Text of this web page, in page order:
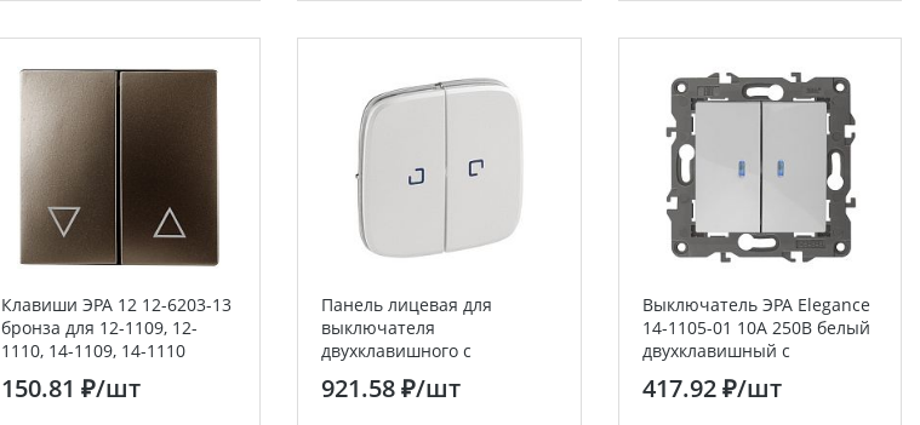
Клавиши ЭРА 12 12-6203-13
бронза для 12-1109, 12-
1110, 14-1109, 14-1110
150.81 ₽/шт
Панель лицевая для
выключателя
двухклавишного с
подсветкой жемчуг Valena
ALLURE Legrand
921.58 ₽/шт
Выключатель ЭРА Elegance
14-1105-01 10А 250В белый
двухклавишный с
подстветкой
417.92 ₽/шт